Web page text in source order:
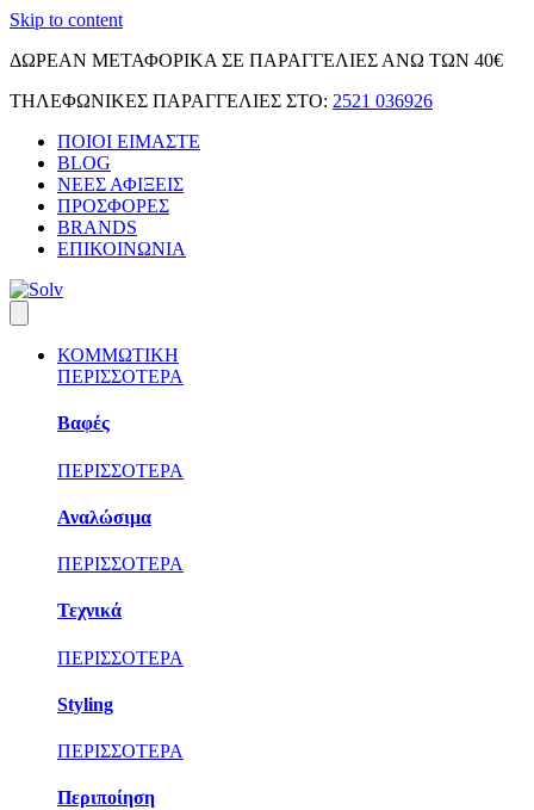
Skip to content
ΔΩΡΕΑΝ ΜΕΤΑΦΟΡΙΚΑ ΣΕ ΠΑΡΑΓΓΕΛΙΕΣ ΑΝΩ ΤΩΝ 40€
ΤΗΛΕΦΩΝΙΚΕΣ ΠΑΡΑΓΓΕΛΙΕΣ ΣΤΟ: 2521 036926
ΠΟΙΟΙ ΕΙΜΑΣΤΕ
BLOG
ΝΕΕΣ ΑΦΙΞΕΙΣ
ΠΡΟΣΦΟΡΕΣ
BRANDS
ΕΠΙΚΟΙΝΩΝΙΑ
ΚΟΜΜΩΤΙΚΗ
ΠΕΡΙΣΣΟΤΕΡΑ
Βαφές
ΠΕΡΙΣΣΟΤΕΡΑ
Αναλώσιμα
ΠΕΡΙΣΣΟΤΕΡΑ
Τεχνικά
ΠΕΡΙΣΣΟΤΕΡΑ
Styling
ΠΕΡΙΣΣΟΤΕΡΑ
Περιποίηση